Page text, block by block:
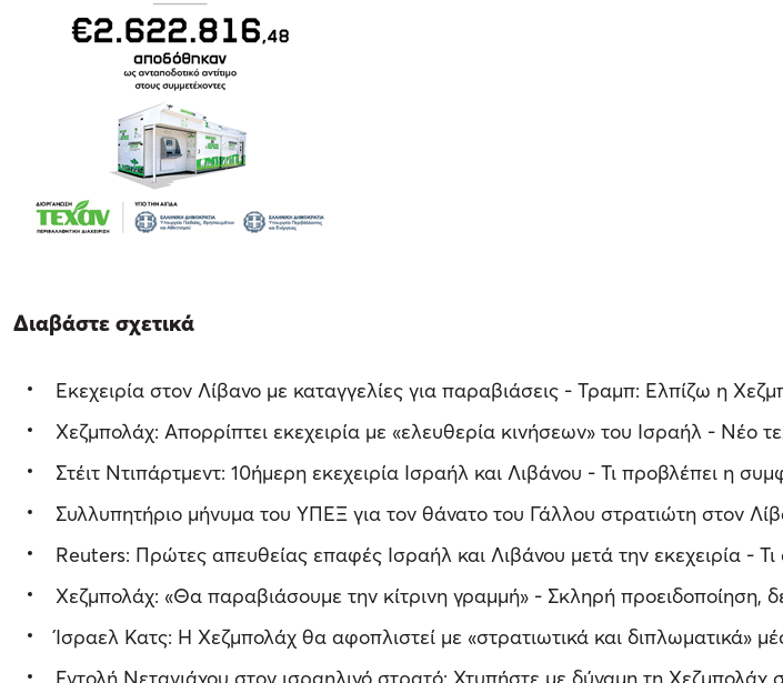
Διαβάστε σχετικά
Εκεχειρία στον Λίβανο με καταγγελίες για παραβιάσεις - Τραμπ: Ελπίζω η
Χεζμπολάχ: Απορρίπτει εκεχειρία με «ελευθερία κινήσεων» του Ισραήλ - Νέο
Στέιτ Ντιπάρτμεντ: 10ήμερη εκεχειρία Ισραήλ και Λιβάνου - Τι προβλέπει η
Συλλυπητήριο μήνυμα του ΥΠΕΞ για τον θάνατο του Γάλλου στρατιώτη στον
Reuters: Πρώτες απευθείας επαφές Ισραήλ και Λιβάνου μετά την εκεχειρία -
Χεζμπολάχ: «Θα παραβιάσουμε την κίτρινη γραμμή» - Σκληρή προειδοποίηση,
Ίσραελ Κατς: Η Χεζμπολάχ θα αφοπλιστεί με «στρατιωτικά και διπλωματικά»
Εντολή Νετανιάχου στον ισραηλινό στρατό: Χτυπήστε με δύναμη τη Χεζμπολάχ